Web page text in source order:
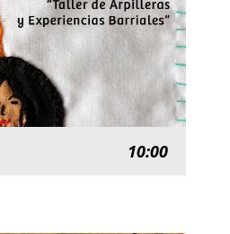
10:00